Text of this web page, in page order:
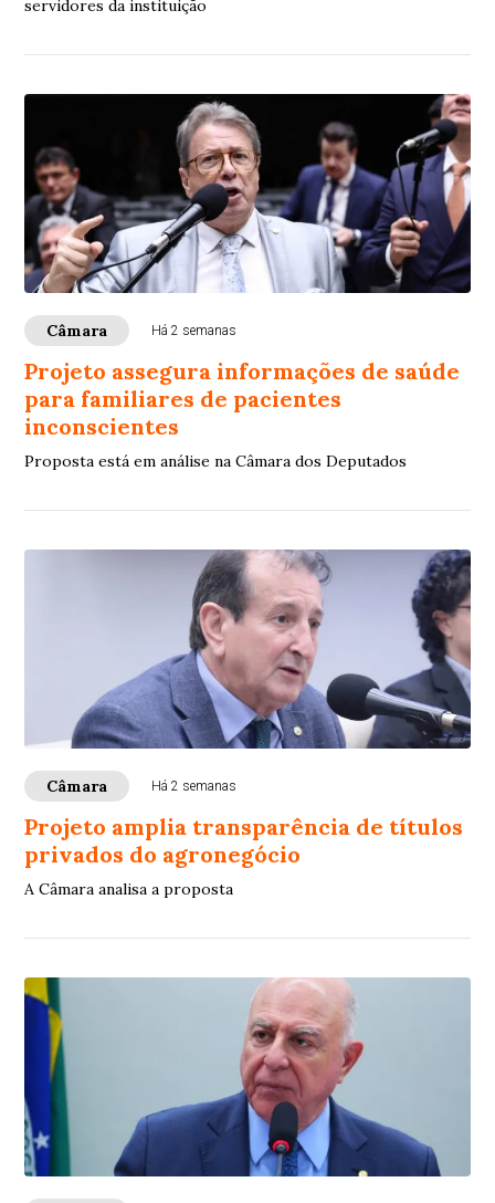
servidores da instituição
Câmara Há 2 semanas
Projeto assegura informações de saúde
para familiares de pacientes
inconscientes
Proposta está em análise na Câmara dos Deputados
Câmara Há 2 semanas
Projeto amplia transparência de títulos
privados do agronegócio
A Câmara analisa a proposta